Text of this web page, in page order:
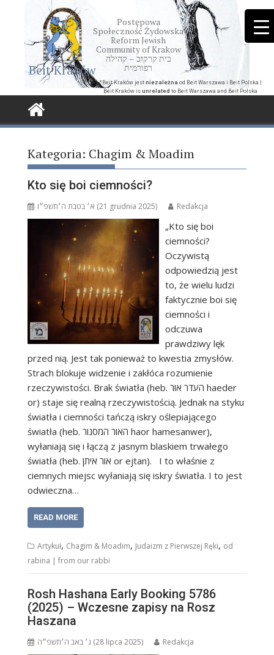
Beit Kraków
Postępowa
Społeczność Żydowska
Reform Jewish
Community of Krakow
בית קרקוב – קהילה
רפורמית
*Beit Kraków jest niezależna od Beit Warszawa i Beit Polska |
Beit Kraków is unrelated to Beit Warszawa and Beit Polska
Kategoria: Chagim & Moadim
Kto się boi ciemności?
א׳ בטבת ה׳תשפ״ו (21 grudnia 2025) Redakcja
„Kto się boi
ciemności?
Oczywistą
odpowiedzią jest
to, że wielu ludzi
faktycznie boi się
ciemności i
odczuwa
prawdziwy lęk
przed nią. Jest tak ponieważ to kwestia zmysłów.
Strach blokuje widzenie i zakłóca rozumienie
rzeczywistości. Brak światła (heb. העדר אור haeder
or) staje się realną rzeczywistością. Jednak na styku
światła i ciemności tańczą iskry oślepiającego
światła (heb. האור המסנור haor hamesanwer),
wyłaniają się i łączą z jasnym blaskiem trwałego
światła (heb. אור איתן or ejtan). I to właśnie z
ciemnych miejsc wyłaniają się iskry światła. I to jest
odwieczna…
READ MORE
Artykuł, Chagim & Moadim, Judaizm z Pierwszej Ręki, od
rabina | from our rabbi
Rosh Hashana Early Booking 5786
(2025) – Wczesne zapisy na Rosz
Haszana
ג׳ באב ה׳תשפ״ה (28 lipca 2025) Redakcja